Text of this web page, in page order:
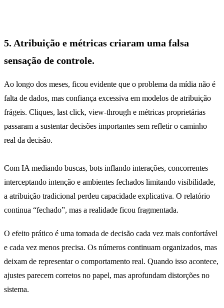
5. Atribuição e métricas criaram uma falsa
sensação de controle.
Ao longo dos meses, ficou evidente que o problema da mídia não é
falta de dados, mas confiança excessiva em modelos de atribuição
frágeis. Cliques, last click, view-through e métricas proprietárias
passaram a sustentar decisões importantes sem refletir o caminho
real da decisão.
Com IA mediando buscas, bots inflando interações, concorrentes
interceptando intenção e ambientes fechados limitando visibilidade,
a atribuição tradicional perdeu capacidade explicativa. O relatório
continua “fechado”, mas a realidade ficou fragmentada.
O efeito prático é uma tomada de decisão cada vez mais confortável
e cada vez menos precisa. Os números continuam organizados, mas
deixam de representar o comportamento real. Quando isso acontece,
ajustes parecem corretos no papel, mas aprofundam distorções no
sistema.